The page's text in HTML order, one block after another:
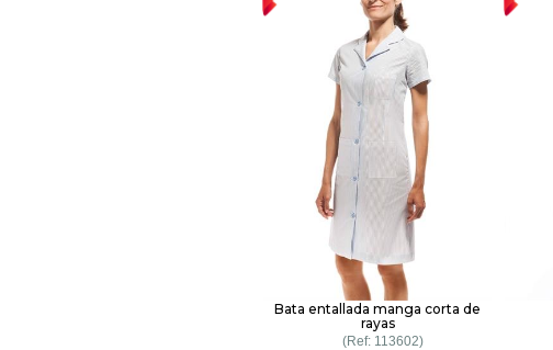
Bata entallada manga corta de
rayas
113602